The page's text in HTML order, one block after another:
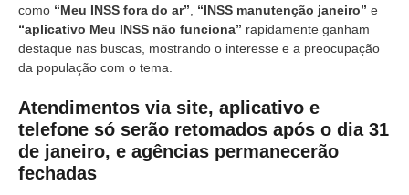
como “Meu INSS fora do ar” “INSS manutenção janeiro” e
“aplicativo Meu INSS não funciona” rapidamente ganham
destaque nas buscas, mostrando o interesse e a preocupação
da população com o tema.
Atendimentos via site, aplicativo e
telefone só serão retomados após o dia 31
de janeiro, e agências permanecerão
fechadas